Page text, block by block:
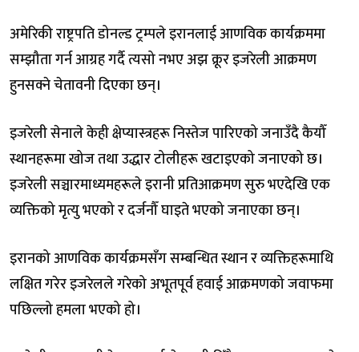
अमेरिकी राष्ट्रपति डोनल्ड ट्रम्पले इरानलाई आणविक कार्यक्रममा
सम्झौता गर्न आग्रह गर्दै त्यसो नभए अझ क्रूर इजरेली आक्रमण
हुनसक्ने चेतावनी दिएका छन्।
इजरेली सेनाले केही क्षेप्यास्त्रहरू निस्तेज पारिएको जनाउँदै कैयौँ
स्थानहरूमा खोज तथा उद्धार टोलीहरू खटाइएको जनाएको छ।
इजरेली सञ्चारमाध्यमहरूले इरानी प्रतिआक्रमण सुरु भएदेखि एक
व्यक्तिको मृत्यु भएको र दर्जनौँ घाइते भएको जनाएका छन्।
इरानको आणविक कार्यक्रमसँग सम्बन्धित स्थान र व्यक्तिहरूमाथि
लक्षित गरेर इजरेलले गरेको अभूतपूर्व हवाई आक्रमणको जवाफमा
पछिल्लो हमला भएको हो।